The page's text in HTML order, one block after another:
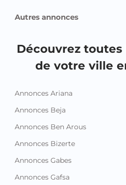
Autres annonces
Découvrez toutes
de votre ville
Annonces Ariana
Annonces Beja
Annonces Ben Arous
Annonces Bizerte
Annonces Gabes
Annonces Gafsa